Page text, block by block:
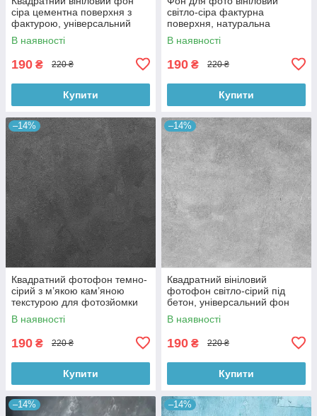
сіра цементна поверхня з
фактурою, універсальний
фотофон для зйомки 60x60
см, №550659
В наявності
190 ₴ 220 ₴
Купити
світло-сіра фактурна
поверхня, натуральна
бетонна текстура, 60x60 см,
№550413
В наявності
190 ₴ 220 ₴
Купити
–14%
Квадратний фотофон темно-
сірий з м’якою кам’яною
текстурою для фотозйомки
товарів 60x60 см, №550076
В наявності
190 ₴ 220 ₴
Купити
–14%
Квадратний вініловий
фотофон світло-сірий під
бетон, універсальний фон
для зйомки, 60x60 см,
№550478
В наявності
190 ₴ 220 ₴
Купити
–14% –14%